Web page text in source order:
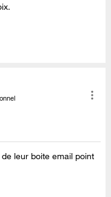
leur boite email point